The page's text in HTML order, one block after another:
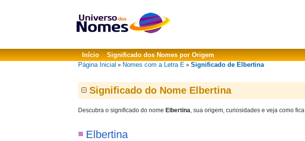
Início
Significado dos Nomes por Origem
Página Inicial » Nomes com a Letra E » Significado de Elbertina
Significado do Nome Elbertina
Descubra o significado do nome Elbertina, sua origem, curiosidades e veja como fica
Elbertina